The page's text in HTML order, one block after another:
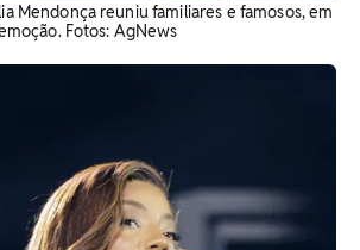
Mendonça reuniu familiares e famosos, em
Fotos: AgNews